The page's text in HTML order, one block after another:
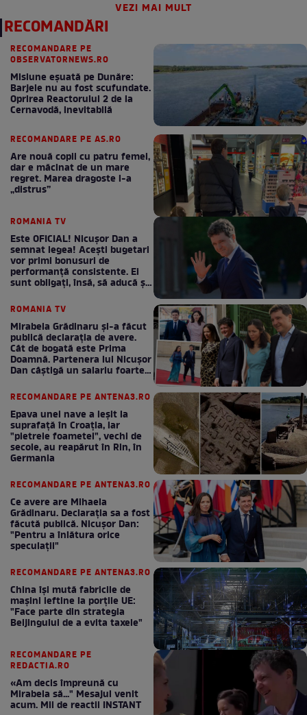
VEZI MAI MULT
RECOMANDĂRI
RECOMANDARE PE
OBSERVATORNEWS.RO
Misiune eșuată pe Dunăre:
Barjele nu au fost scufundate.
Oprirea Reactorului 2 de la
Cernavodă, inevitabilă
RECOMANDARE PE AS.RO
Are nouă copii cu patru femei,
dar e măcinat de un mare
regret. Marea dragoste l-a
„distrus”
ROMANIA TV
Este OFICIAL! Nicușor Dan a
semnat legea! Acești bugetari
vor primi bonusuri de
performanță consistente. Ei
sunt obligați, însă, să aducă și
ROMANIA TV
Mirabela Grădinaru și-a făcut
publică declarația de avere.
Cât de bogată este Prima
Doamnă. Partenera lui Nicușor
Dan câștigă un salariu foarte
RECOMANDARE PE ANTENA3.RO
Epava unei nave a ieșit la
suprafață în Croația, iar
"pietrele foametei", vechi de
secole, au reapărut în Rin, în
Germania
RECOMANDARE PE ANTENA3.RO
Ce avere are Mihaela
Grădinaru. Declarația sa a fost
făcută publică. Nicușor Dan:
"Pentru a înlătura orice
speculații"
RECOMANDARE PE ANTENA3.RO
China își mută fabricile de
mașini ieftine la porțile UE:
"Face parte din strategia
Beijingului de a evita taxele"
RECOMANDARE PE
REDACTIA.RO
«Am decis împreună cu
Mirabela să..." Mesajul venit
acum. Mii de reactii INSTANT